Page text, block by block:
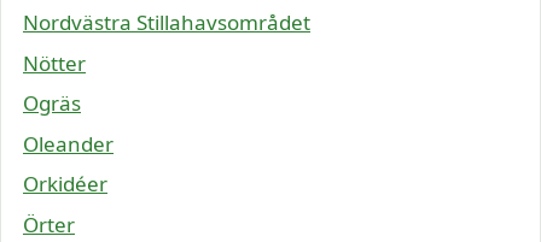
Nordvästra Stillahavsområdet
Nötter
Ogräs
Oleander
Orkidéer
Örter